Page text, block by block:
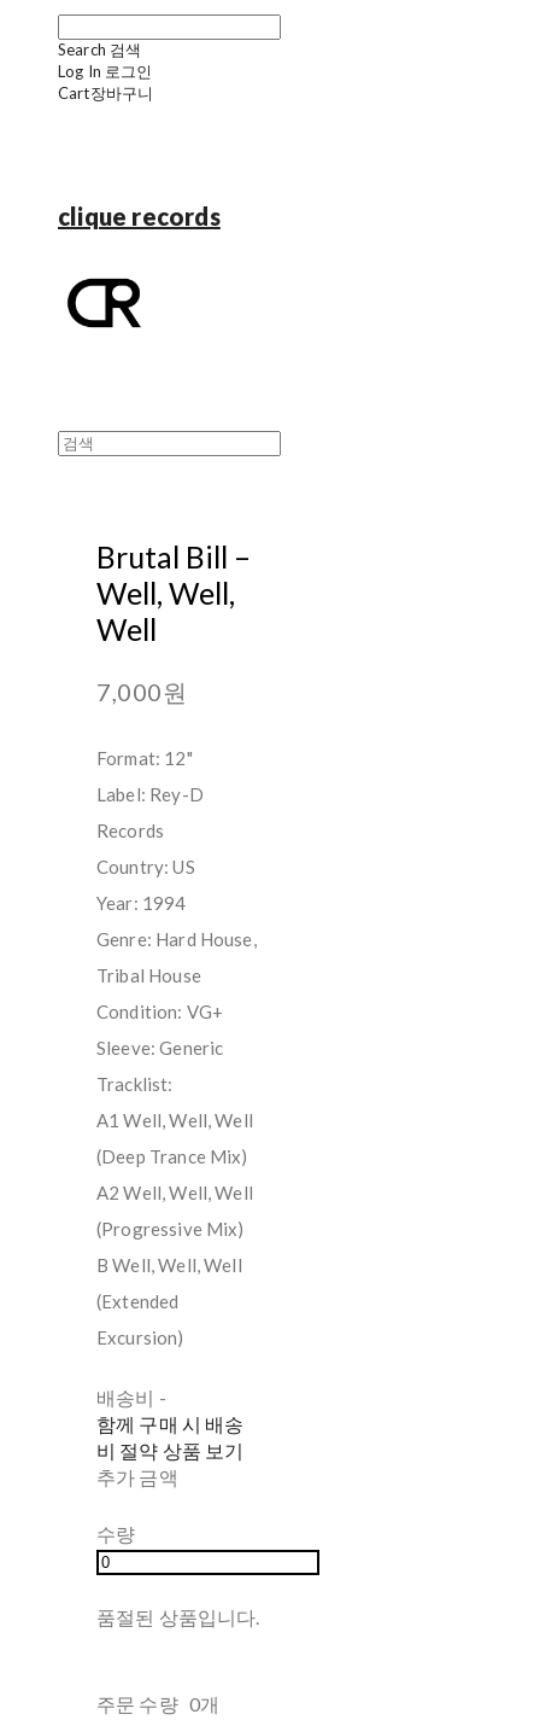
Search 검색
Log In 로그인
Cart장바구니
clique records
Brutal Bill ‎–
Well, Well,
Well
7,000원
Format: 12"
Label: Rey-D
Records
Country: US
Year: 1994
Genre: Hard House,
Tribal House
Condition: VG+
Sleeve: Generic
Tracklist:
A1 Well, Well, Well
(Deep Trance Mix)
A2 Well, Well, Well
(Progressive Mix)
B Well, Well, Well
(Extended
Excursion)
배송비 -
함께 구매 시 배송
비 절약 상품 보기
추가 금액
수량
품절된 상품입니다.
주문 수량 0개